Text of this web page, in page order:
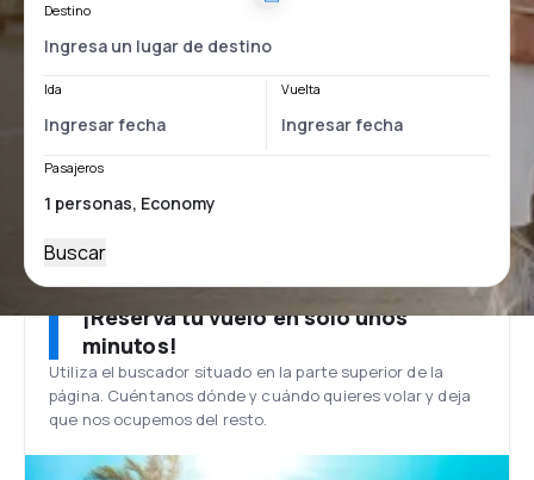
Destino
Ida Vuelta
Pasajeros
Buscar
¡Reserva tu vuelo en solo unos
minutos!
Utiliza el buscador situado en la parte superior de la
página. Cuéntanos dónde y cuándo quieres volar y deja
que nos ocupemos del resto.